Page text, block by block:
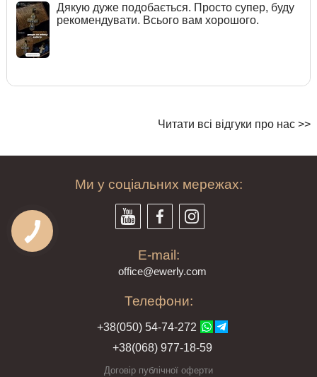
Дякую дуже подобається. Просто супер, буду
рекомендувати. Всього вам хорошого.
Читати всі відгуки про нас >>
Ми у соціальних мережах:
E-mail:
office@ewerly.com
Телефони:
+38(050) 54-74-272
+38(068) 977-18-59
Договір публічної оферти